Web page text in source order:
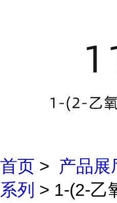
首页 > 产品展
系列 > 1-(2-乙